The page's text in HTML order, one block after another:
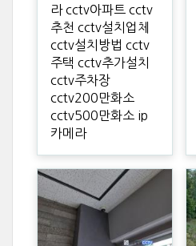
라 cctv아파트 cctv
추천 cctv설치업체
cctv설치방법 cctv
주택 cctv추가설치
cctv주차장
cctv200만화소
cctv500만화소 ip
카메라